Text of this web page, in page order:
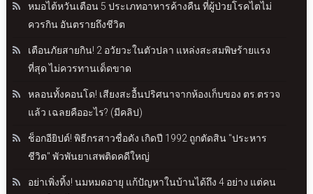
หมอไต้หวันเตือน 5 ประเภทอาหารค้างคืน ที่ผู้ป่วยโรคไตไม่
ควรกิน อันตรายถึงชีวิต
เตือนภัยสายกิน! 2 อวัยวะในตัวปลา แหล่งสะสมพิษร้ายแรง
ที่สุด ไม่ควรทานเด็ดขาด
หลอนทั้งคอนโด! เสียงสะอื้นปริศนาจากห้องเก็บของ ตร.ตรวจ
แล้ว เฉลยคืออะไร? (มีคลิป)
ช็อกอียิปต์! พิธีกรสาวชื่อดัง เกิดปี 1992 ถูกตัดสิน "ประหาร
ชีวิต" พัวพันยาเสพติดคดีใหญ่
อย่าเพิ่งทิ้ง! นมหมดอายุ แก้ปัญหาในบ้านได้ถึง 4 อย่าง แต่คน